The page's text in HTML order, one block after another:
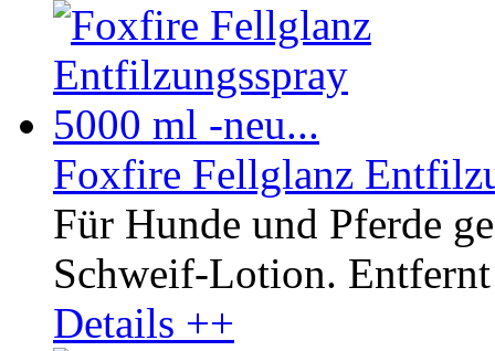
Foxfire Fellglanz
Für Hunde und Pferde
Schweif-Lotion.
Details ++